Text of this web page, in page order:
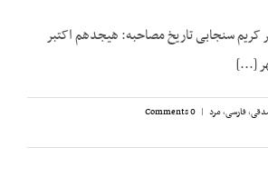
کریم سنجابی تاریخ مصاحبه: هیجدهم اکتبر
,فارسی,مرد |
0 Comments